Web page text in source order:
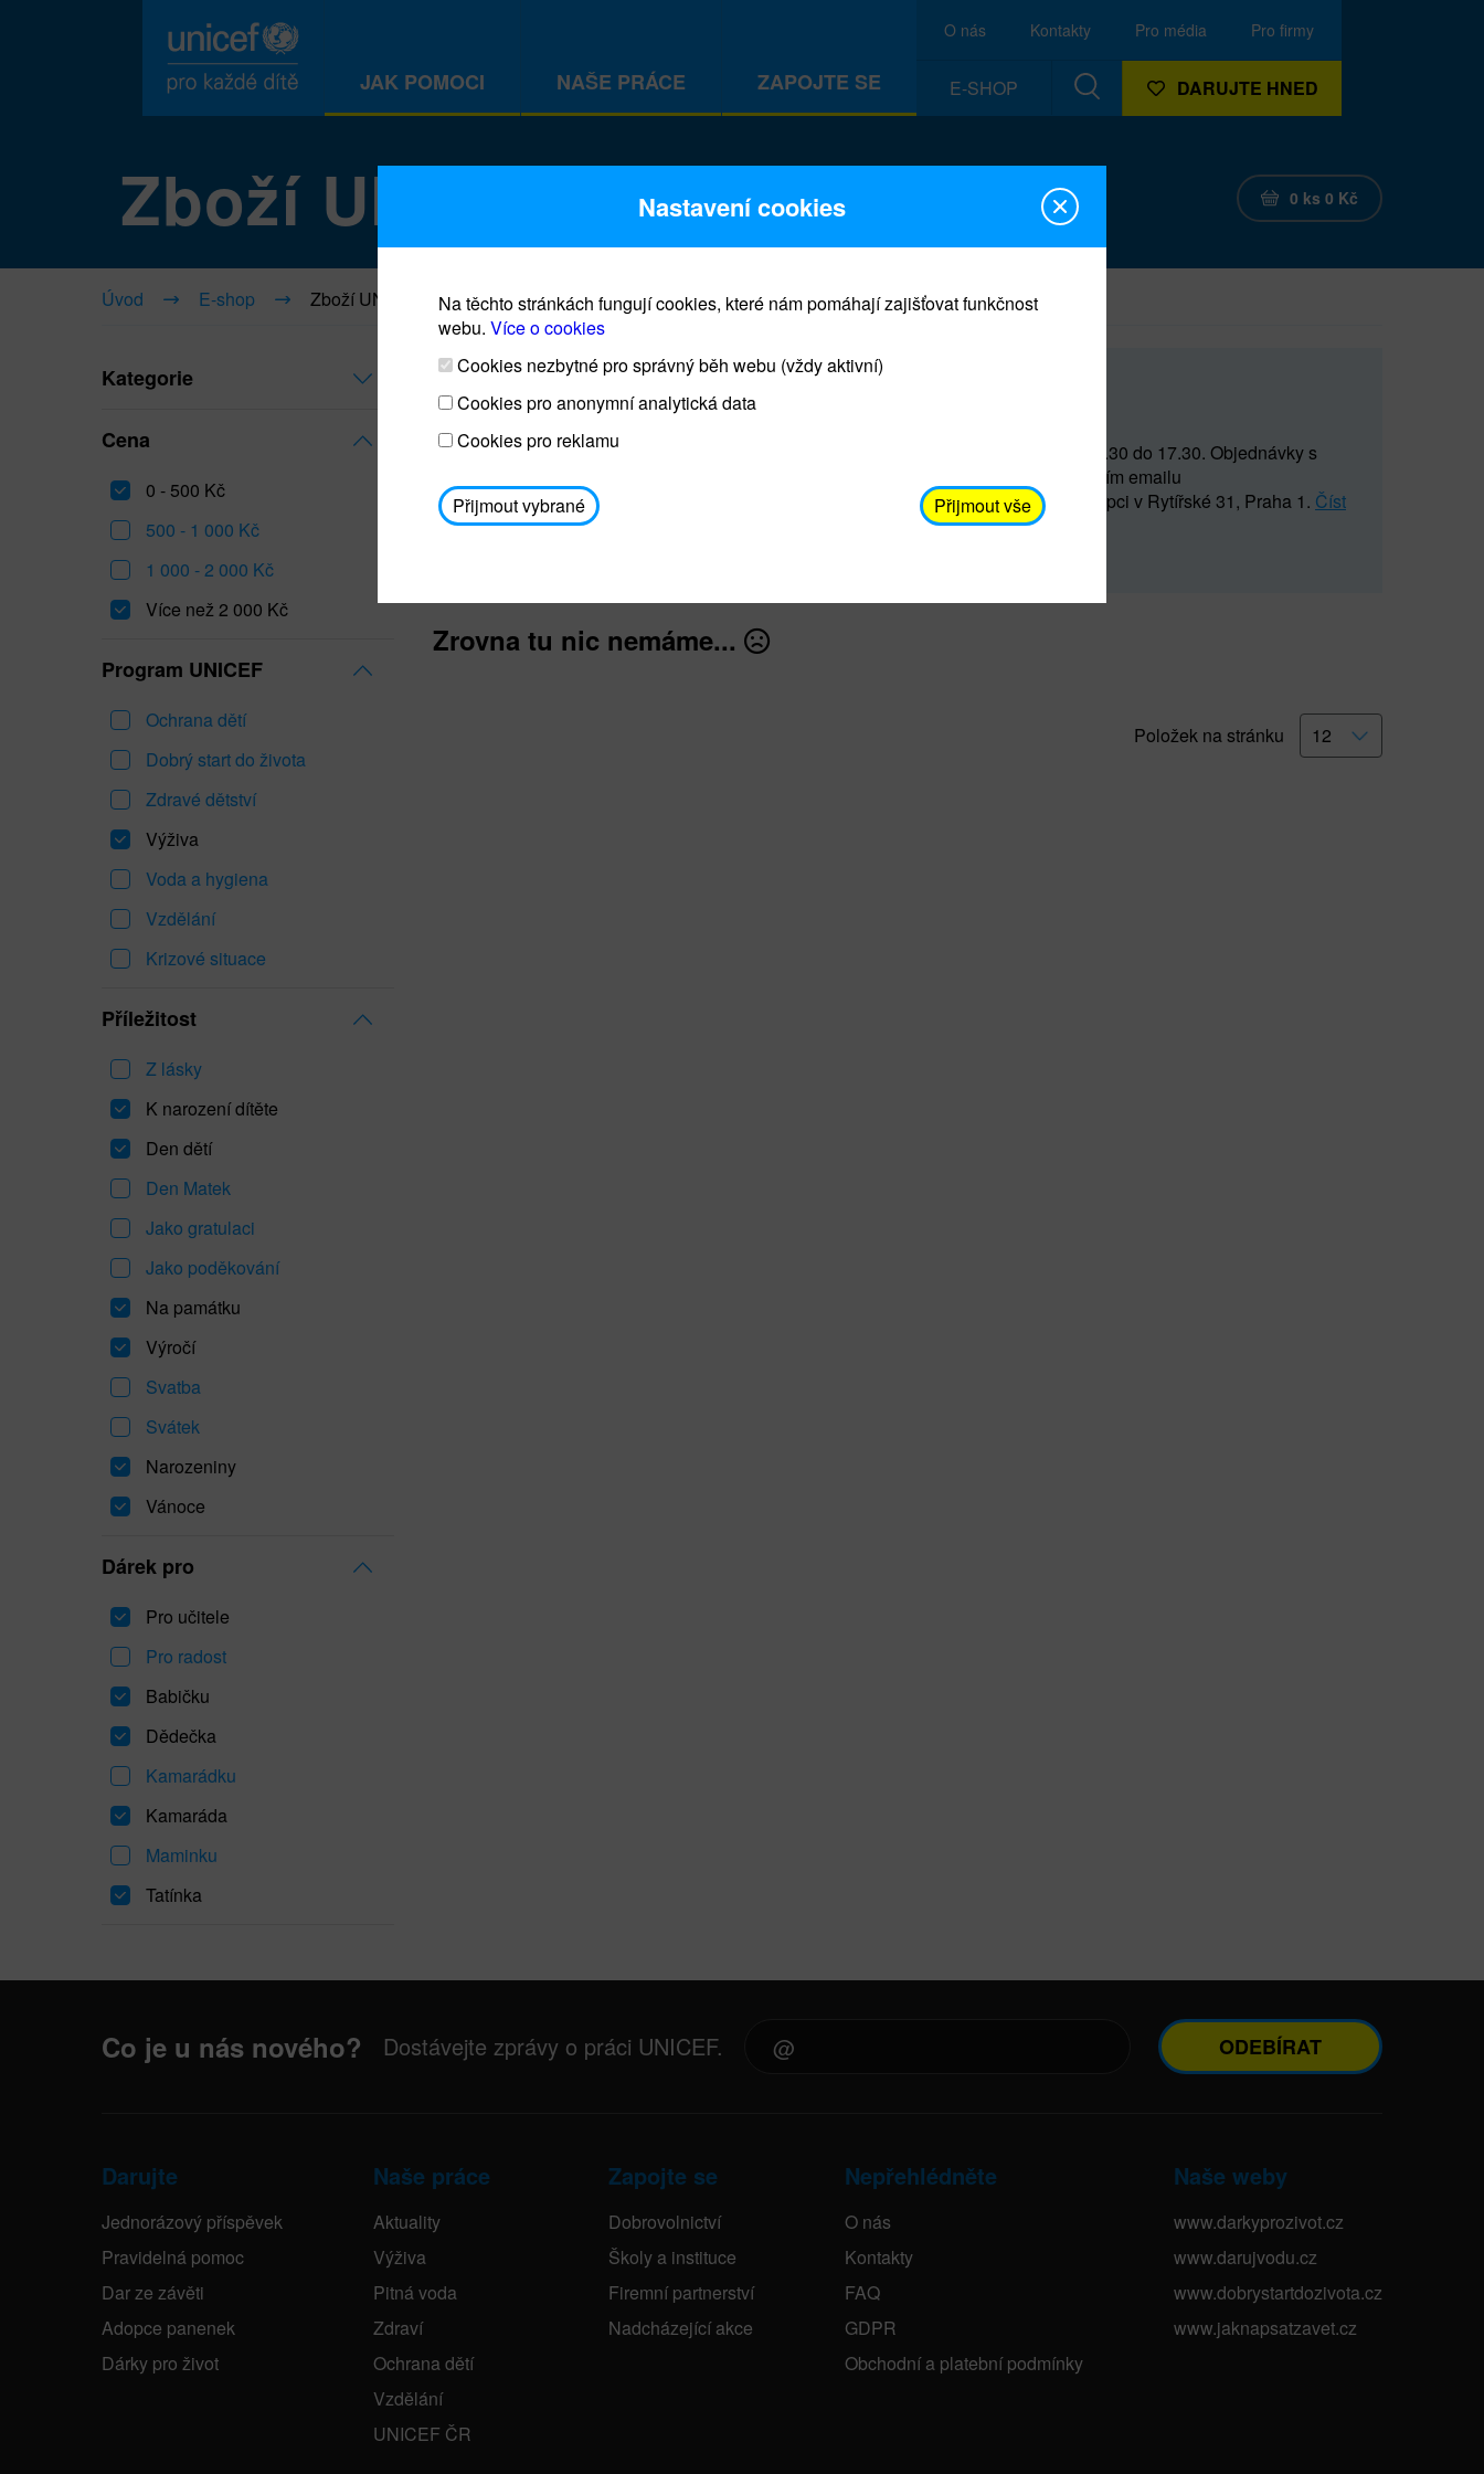
JAK POMOCI NAŠE PRÁCE ZAPOJTE SE
O nás Kontakty Pro média Pro firmy
E-SHOP DARUJTE HNED
Zboží UNICEF 0 ks 0 Kč
Úvod E-shop Zboží UNICEF
Kategorie
Cena
0 - 500 Kč
500 - 1 000 Kč
1 000 - 2 000 Kč
Více než 2 000 Kč
Program UNICEF
Ochrana dětí
Dobrý start do života
Zdravé dětství
Výživa
Voda a hygiena
Vzdělání
Krizové situace
Příležitost
Z lásky
K narození dítěte
Den dětí
Den Matek
Jako gratulaci
Jako poděkování
Na památku
Výročí
Svatba
Svátek
Narozeniny
Vánoce
Dárek pro
Pro učitele
Pro radost
Babičku
Dědečka
Kamarádku
Kamaráda
Maminku
Tatínka
Prodej blahopřání a dárků UNICEF
Prodejna UNICEF bude otevřena každý čtvrtek o 11 do 15 a od 15.30 do 17.30. Objednávky s
osobním odběrem je možné vyzvednout po domluvě (prostřednictvím emailu
avodickova@unicef.cz nebo telefonním čísle 606 655 547) na recepci v Rytířské 31, Praha 1. Číst
dále
Zrovna tu nic nemáme...
Položek na stránku
Co je u nás nového? Dostávejte zprávy o práci UNICEF. ODEBÍRAT
Darujte
Jednorázový příspěvek
Pravidelná pomoc
Dar ze závěti
Adopce panenek
Dárky pro život
Naše práce
Aktuality
Výživa
Pitná voda
Zdraví
Ochrana dětí
Vzdělání
UNICEF ČR
Zapojte se
Dobrovolnictví
Školy a instituce
Firemní partnerství
Nadcházející akce
Nepřehlédněte
O nás
Kontakty
FAQ
GDPR
Obchodní a platební podmínky
Naše weby
www.darkyprozivot.cz
www.darujvodu.cz
www.dobrystartdozivota.cz
www.jaknapsatzavet.cz
Nastavení cookies
Na těchto stránkách fungují cookies, které nám pomáhají zajišťovat funkčnost
webu. Více o cookies
Cookies nezbytné pro správný běh webu (vždy aktivní)
Cookies pro anonymní analytická data
Cookies pro reklamu
Přijmout vybrané Přijmout vše